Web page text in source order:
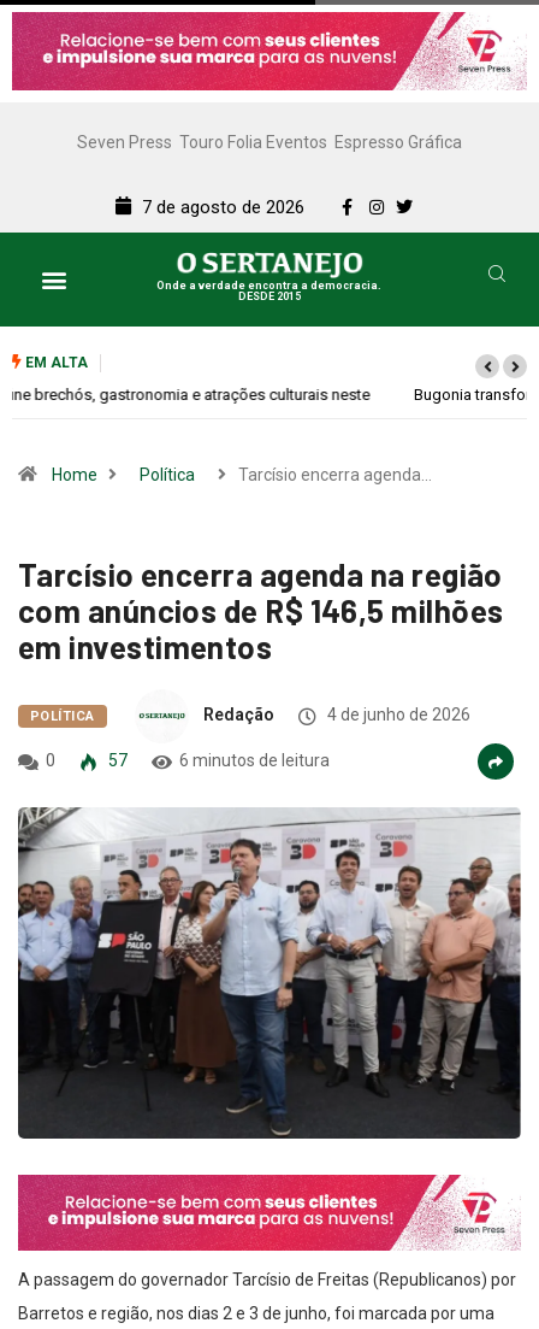
Seven Press Touro Folia Eventos Espresso Gráfica
7 de agosto de 2026
Onde a verdade encontra a democracia.
DESDE 2015
EM ALTA
Bugonia transforma paranoia e conspiração em um suspense imprevisível
Home Política Tarcísio encerra agenda…
Tarcísio encerra agenda na região
com anúncios de R$ 146,5 milhões
em investimentos
POLÍTICA Redação 4 de junho de 2026
0 57 6 minutos de leitura
A passagem do governador Tarcísio de Freitas (Republicanos) por
Barretos e região, nos dias 2 e 3 de junho, foi marcada por uma